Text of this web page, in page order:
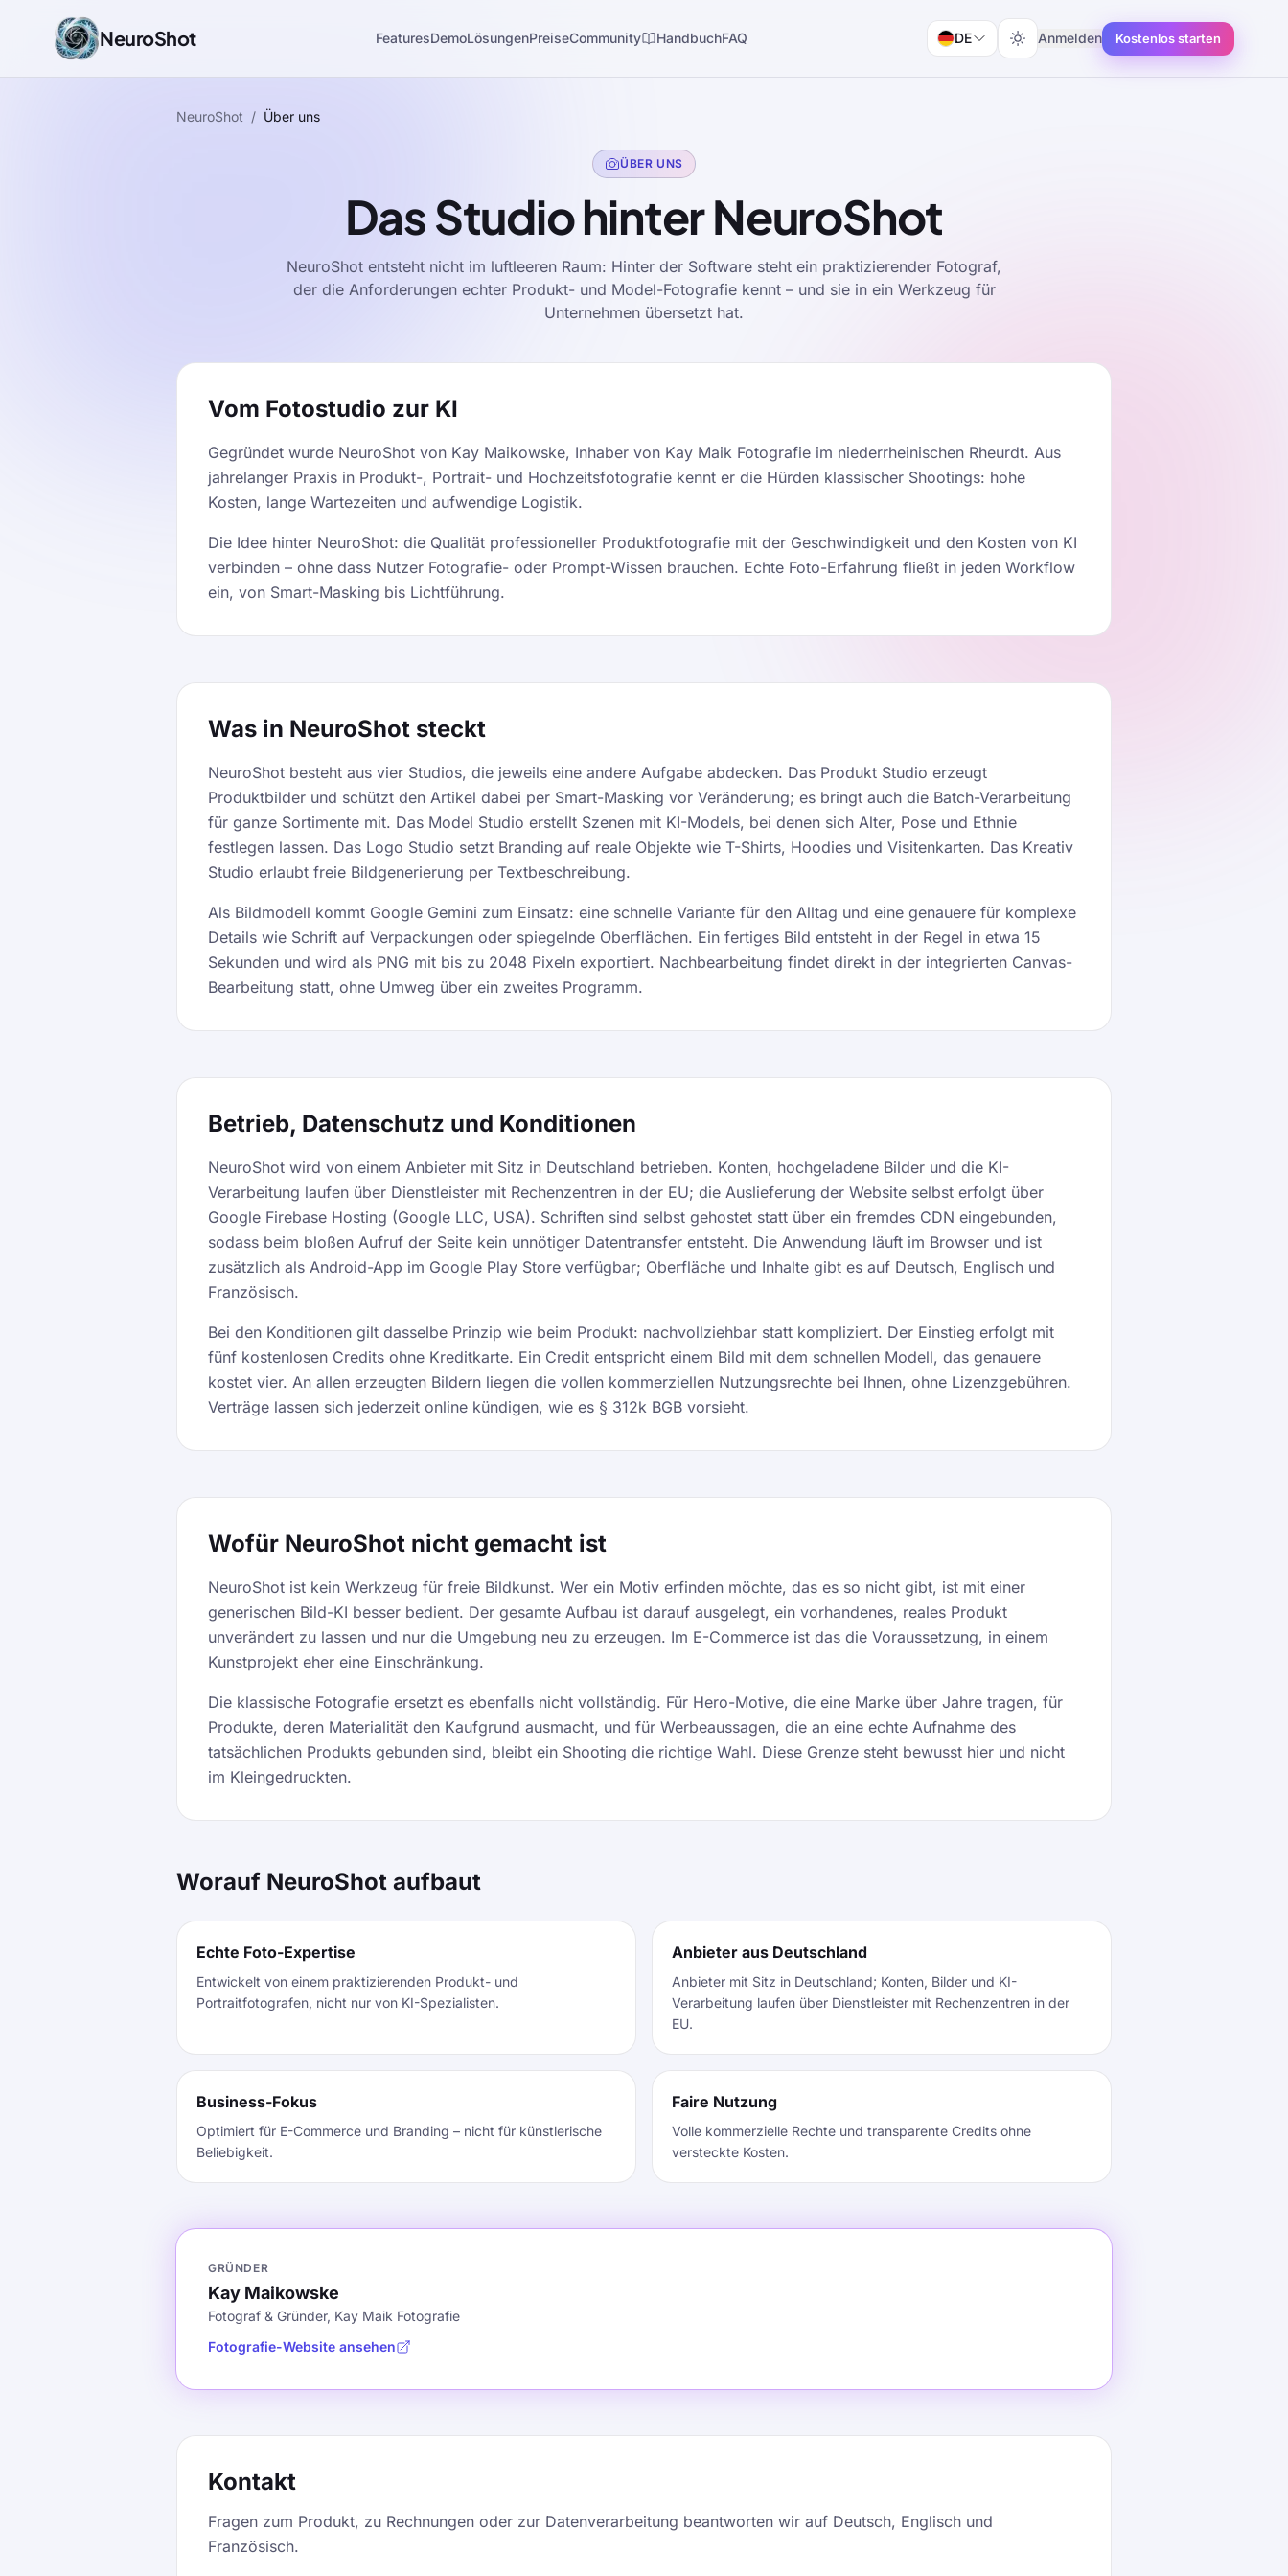
NeuroShot FeaturesDemoLösungenPreiseCommunity HandbuchFAQ DE Anmelden Kostenlos starten
NeuroShot / Über uns
ÜBER UNS
Das Studio hinter NeuroShot
NeuroShot entsteht nicht im luftleeren Raum: Hinter der Software steht ein praktizierender Fotograf,
der die Anforderungen echter Produkt- und Model-Fotografie kennt – und sie in ein Werkzeug für
Unternehmen übersetzt hat.
Vom Fotostudio zur KI
Gegründet wurde NeuroShot von Kay Maikowske, Inhaber von Kay Maik Fotografie im niederrheinischen Rheurdt. Aus
jahrelanger Praxis in Produkt-, Portrait- und Hochzeitsfotografie kennt er die Hürden klassischer Shootings: hohe
Kosten, lange Wartezeiten und aufwendige Logistik.
Die Idee hinter NeuroShot: die Qualität professioneller Produktfotografie mit der Geschwindigkeit und den Kosten von KI
verbinden – ohne dass Nutzer Fotografie- oder Prompt-Wissen brauchen. Echte Foto-Erfahrung fließt in jeden Workflow
ein, von Smart-Masking bis Lichtführung.
Was in NeuroShot steckt
NeuroShot besteht aus vier Studios, die jeweils eine andere Aufgabe abdecken. Das Produkt Studio erzeugt
Produktbilder und schützt den Artikel dabei per Smart-Masking vor Veränderung; es bringt auch die Batch-Verarbeitung
für ganze Sortimente mit. Das Model Studio erstellt Szenen mit KI-Models, bei denen sich Alter, Pose und Ethnie
festlegen lassen. Das Logo Studio setzt Branding auf reale Objekte wie T-Shirts, Hoodies und Visitenkarten. Das Kreativ
Studio erlaubt freie Bildgenerierung per Textbeschreibung.
Als Bildmodell kommt Google Gemini zum Einsatz: eine schnelle Variante für den Alltag und eine genauere für komplexe
Details wie Schrift auf Verpackungen oder spiegelnde Oberflächen. Ein fertiges Bild entsteht in der Regel in etwa 15
Sekunden und wird als PNG mit bis zu 2048 Pixeln exportiert. Nachbearbeitung findet direkt in der integrierten Canvas-
Bearbeitung statt, ohne Umweg über ein zweites Programm.
Betrieb, Datenschutz und Konditionen
NeuroShot wird von einem Anbieter mit Sitz in Deutschland betrieben. Konten, hochgeladene Bilder und die KI-
Verarbeitung laufen über Dienstleister mit Rechenzentren in der EU; die Auslieferung der Website selbst erfolgt über
Google Firebase Hosting (Google LLC, USA). Schriften sind selbst gehostet statt über ein fremdes CDN eingebunden,
sodass beim bloßen Aufruf der Seite kein unnötiger Datentransfer entsteht. Die Anwendung läuft im Browser und ist
zusätzlich als Android-App im Google Play Store verfügbar; Oberfläche und Inhalte gibt es auf Deutsch, Englisch und
Französisch.
Bei den Konditionen gilt dasselbe Prinzip wie beim Produkt: nachvollziehbar statt kompliziert. Der Einstieg erfolgt mit
fünf kostenlosen Credits ohne Kreditkarte. Ein Credit entspricht einem Bild mit dem schnellen Modell, das genauere
kostet vier. An allen erzeugten Bildern liegen die vollen kommerziellen Nutzungsrechte bei Ihnen, ohne Lizenzgebühren.
Verträge lassen sich jederzeit online kündigen, wie es § 312k BGB vorsieht.
Wofür NeuroShot nicht gemacht ist
NeuroShot ist kein Werkzeug für freie Bildkunst. Wer ein Motiv erfinden möchte, das es so nicht gibt, ist mit einer
generischen Bild-KI besser bedient. Der gesamte Aufbau ist darauf ausgelegt, ein vorhandenes, reales Produkt
unverändert zu lassen und nur die Umgebung neu zu erzeugen. Im E-Commerce ist das die Voraussetzung, in einem
Kunstprojekt eher eine Einschränkung.
Die klassische Fotografie ersetzt es ebenfalls nicht vollständig. Für Hero-Motive, die eine Marke über Jahre tragen, für
Produkte, deren Materialität den Kaufgrund ausmacht, und für Werbeaussagen, die an eine echte Aufnahme des
tatsächlichen Produkts gebunden sind, bleibt ein Shooting die richtige Wahl. Diese Grenze steht bewusst hier und nicht
im Kleingedruckten.
Worauf NeuroShot aufbaut
Echte Foto-Expertise
Entwickelt von einem praktizierenden Produkt- und
Portraitfotografen, nicht nur von KI-Spezialisten.
Anbieter aus Deutschland
Anbieter mit Sitz in Deutschland; Konten, Bilder und KI-
Verarbeitung laufen über Dienstleister mit Rechenzentren in der
EU.
Business-Fokus
Optimiert für E-Commerce und Branding – nicht für künstlerische
Beliebigkeit.
Faire Nutzung
Volle kommerzielle Rechte und transparente Credits ohne
versteckte Kosten.
GRÜNDER
Kay Maikowske
Fotograf & Gründer, Kay Maik Fotografie
Fotografie-Website ansehen
Kontakt
Fragen zum Produkt, zu Rechnungen oder zur Datenverarbeitung beantworten wir auf Deutsch, Englisch und
Französisch.